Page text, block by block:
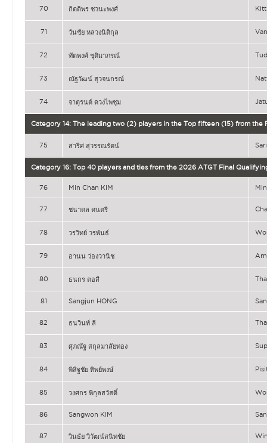
70 กิตติพร ชวนะพงศ์
71 วันชัย หลวงนิติกุล
72 ทัตพงศ์ ชุติมาภรณ์
73 ณัฐวัฒน์ สุวจนกรณ์
74 จาตุรนต์ ดวงไพชุม
Category 14: The leading two (2) players in the Top fifteen (15) from the
75 สาริศ สุวรรณรัตน์
Category 16: Top 40 players and ties from the 2026 ATGT Final
76 Min Chan KIM
77 ชนาดล ดนตรี
78 วรวิทย์ วรพันธ์
79 อานน ว่องวานิช
80 ธนกร ตอสี
81 Sangjun HONG
82 ธนวินท์ ลี
83 ศุภณัฐ สกุลมาลัยทอง
84 พิสิฐชัย ทิพย์พงษ์
85 วงศกร พิกุลสวัสดิ์
86 Sangwon KIM
87 วินธัย วิวัฒน์สนิทชัย